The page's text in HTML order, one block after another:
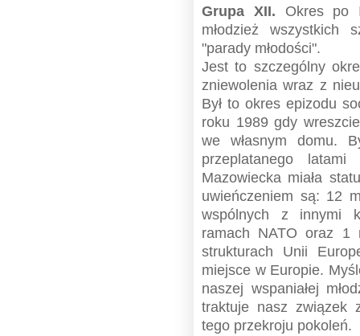
Grupa XII. Okres po
młodzież wszystkich
"parady młodości".
Jest to szczególny
zniewolenia wraz z
Był to okres epizodu
roku 1989 gdy
we własnym domu.
przeplatanego
Mazowiecka miała
uwieńczeniem są: 12
wspólnych z innymi
ramach NATO oraz
strukturach Unii
miejsce w Europie.
naszej wspaniałej
traktuje nasz związek
tego przekroju pokoleń.